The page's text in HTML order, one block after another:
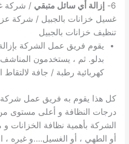
6- إزالة أي سائل متبقي / شركة
غسيل خزانات بالجبيل / شركة
تنظيف خزانات بالجبيل
يقوم فريق عمل الشركة
بدلو. ثم ، يستخدمون
كهربائية رطبة / جافة لالتقاط
كل هذا يقوم به فريق عمل
درجات النظافة و أعلى مستوى
الشركة بأهمية نظافة الخزانات
أو الطهي ، أو الغسيل….و غيره ،